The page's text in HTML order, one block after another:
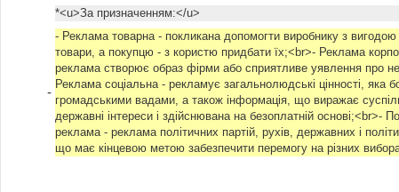
*<u>За призначенням:</u>
-
- Реклама товарна - покликана допомогти виробнику з
товари, а покупцю - з користю придбати їх;<br>- Реклама
реклама створює образ фірми або сприятливе уявлення про
Реклама соціальна - рекламує загальнолюдські цінності, яка
громадськими вадами, а також інформація, що виражає
державні інтереси і здійснювана на безоплатній основі;<br>-
реклама - реклама політичних партій, рухів, державних і
що має кінцевою метою забезпечити перемогу на різних